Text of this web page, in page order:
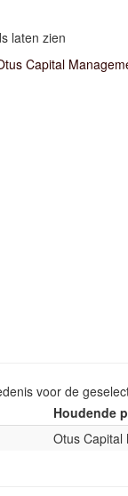
laten zien
Capital
voor de
Houdende
Otus Capital